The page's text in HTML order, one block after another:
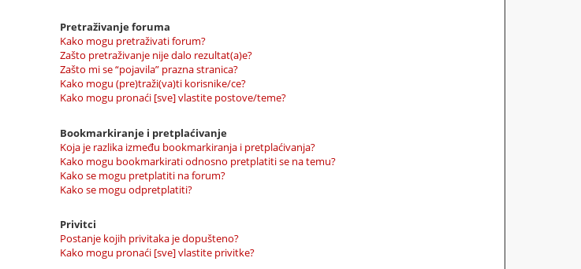
Pretraživanje foruma
Kako mogu pretraživati forum?
Zašto pretraživanje nije dalo rezultat(a)e?
Zašto mi se “pojavila” prazna stranica?
Kako mogu (pre)traži(va)ti korisnike/ce?
Kako mogu pronaći [sve] vlastite postove/teme?
Bookmarkiranje i pretplaćivanje
Koja je razlika između bookmarkiranja i pretplaćivanja?
Kako mogu bookmarkirati odnosno pretplatiti se na temu?
Kako se mogu pretplatiti na forum?
Kako se mogu odpretplatiti?
Privitci
Postanje kojih privitaka je dopušteno?
Kako mogu pronaći [sve] vlastite privitke?